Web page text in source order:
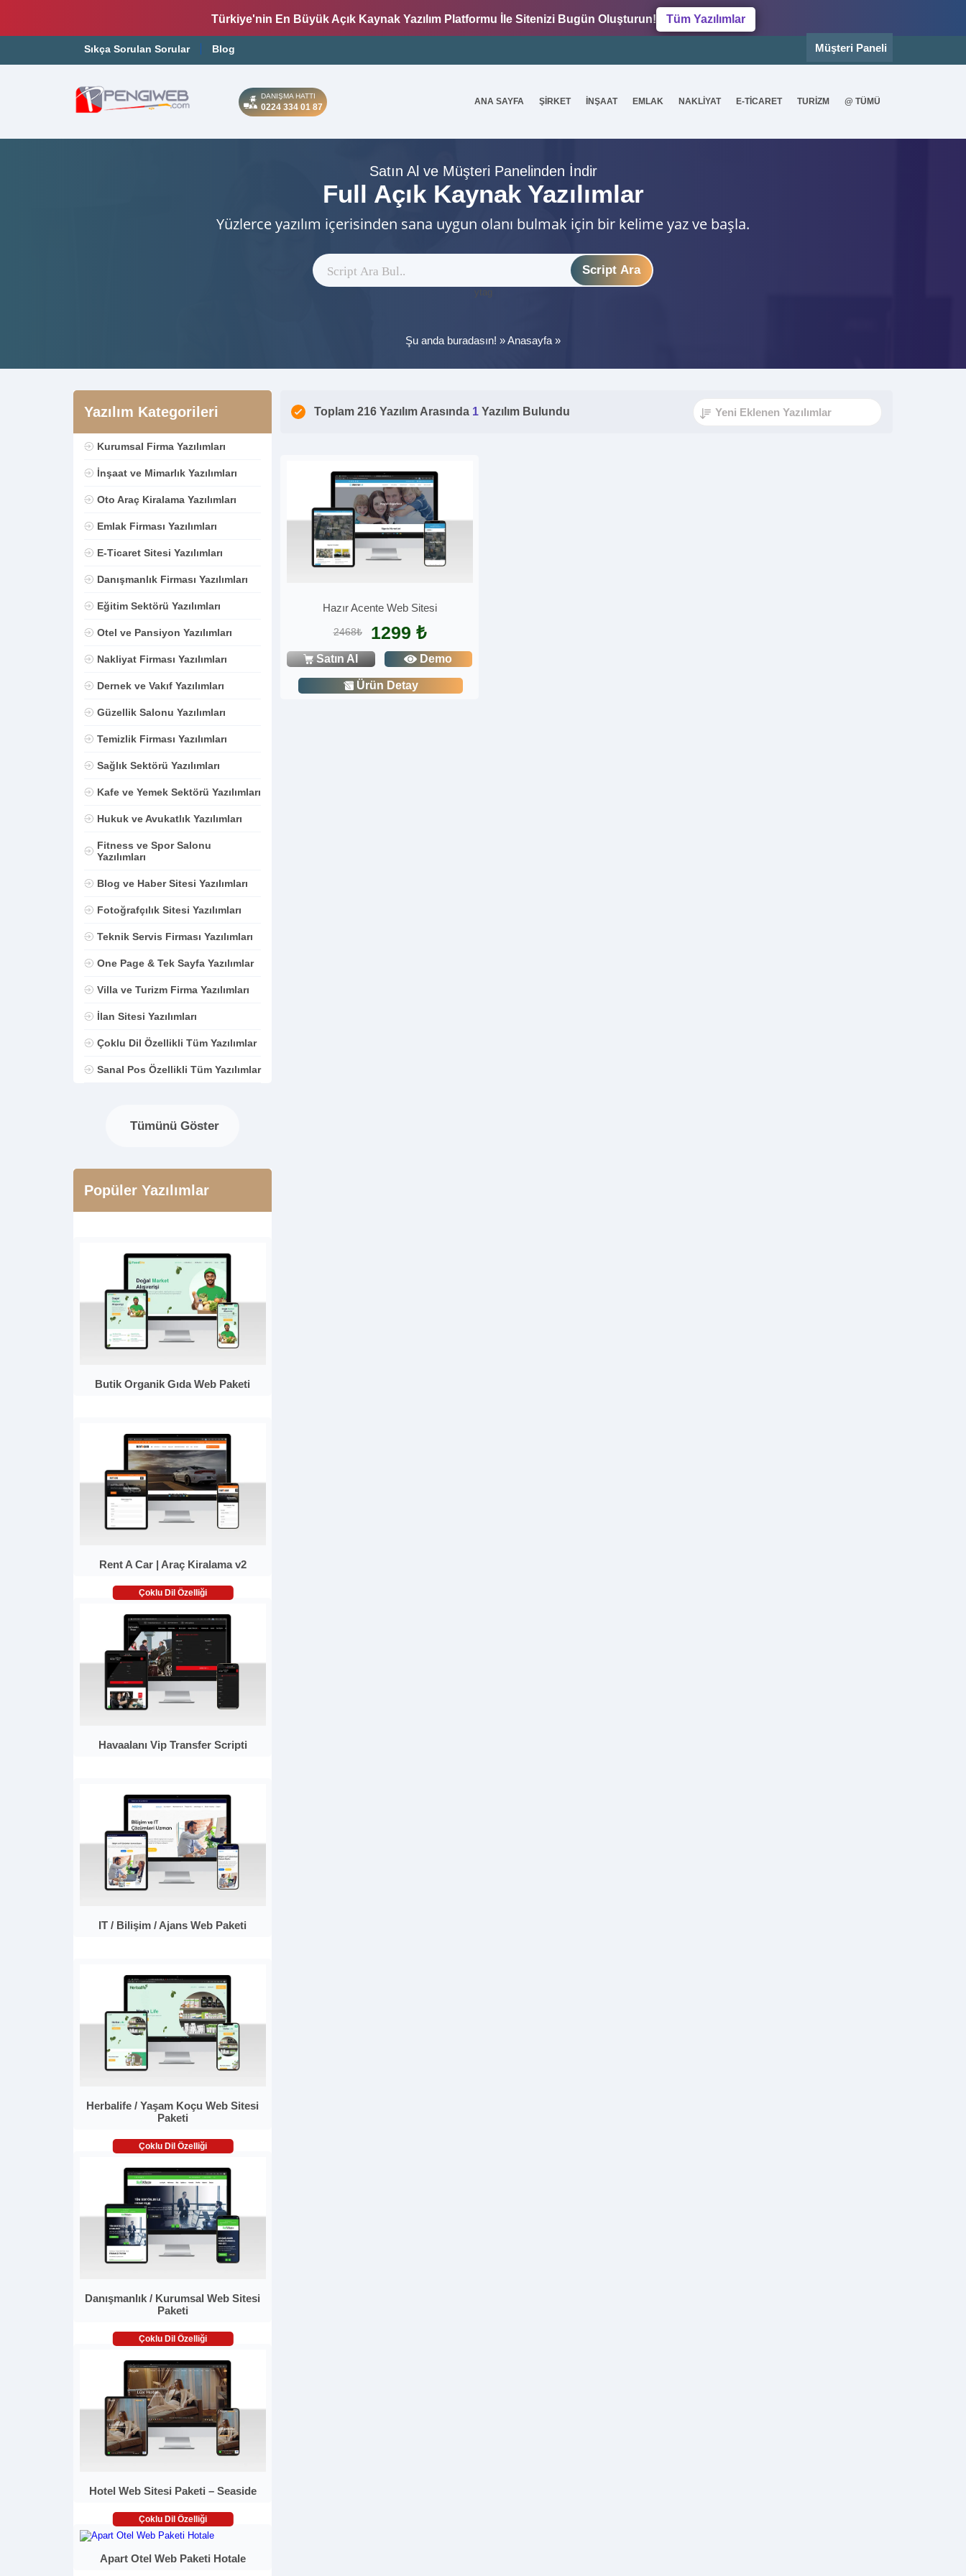
Türkiye'nin En Büyük Açık Kaynak Yazılım Platformu İle Sitenizi Bugün Oluşturun! Tüm Yazılımlar
Sıkça Sorulan Sorular Blog Müşteri Paneli
DANIŞMA HATTI
0224 334 01 87
ANA SAYFA ŞİRKET İNŞAAT EMLAK NAKLİYAT E-TİCARET TURİZM @ TÜMÜ
Satın Al ve Müşteri Panelinden İndir
Full Açık Kaynak Yazılımlar
Yüzlerce yazılım içerisinden sana uygun olanı bulmak için bir kelime yaz ve başla.
Script Ara
ytag
Şu anda buradasın! »Anasayfa »
Yazılım Kategorileri
Kurumsal Firma Yazılımları
İnşaat ve Mimarlık Yazılımları
Oto Araç Kiralama Yazılımları
Emlak Firması Yazılımları
E-Ticaret Sitesi Yazılımları
Danışmanlık Firması Yazılımları
Eğitim Sektörü Yazılımları
Otel ve Pansiyon Yazılımları
Nakliyat Firması Yazılımları
Dernek ve Vakıf Yazılımları
Güzellik Salonu Yazılımları
Temizlik Firması Yazılımları
Sağlık Sektörü Yazılımları
Kafe ve Yemek Sektörü Yazılımları
Hukuk ve Avukatlık Yazılımları
Fitness ve Spor Salonu
Yazılımları
Blog ve Haber Sitesi Yazılımları
Fotoğrafçılık Sitesi Yazılımları
Teknik Servis Firması Yazılımları
One Page & Tek Sayfa Yazılımlar
Villa ve Turizm Firma Yazılımları
İlan Sitesi Yazılımları
Çoklu Dil Özellikli Tüm Yazılımlar
Sanal Pos Özellikli Tüm Yazılımlar
Tümünü Göster
Popüler Yazılımlar
Butik Organik Gıda Web Paketi
Rent A Car | Araç Kiralama v2
Çoklu Dil Özelliği
Havaalanı Vip Transfer Scripti
IT / Bilişim / Ajans Web Paketi
Herbalife / Yaşam Koçu Web Sitesi
Paketi
Çoklu Dil Özelliği
Danışmanlık / Kurumsal Web Sitesi
Paketi
Çoklu Dil Özelliği
Hotel Web Sitesi Paketi – Seaside
Çoklu Dil Özelliği
Apart Otel Web Paketi Hotale
Toplam 216 Yazılım Arasında 1 Yazılım Bulundu
Hazır Acente Web Sitesi
2468₺ 1299 ₺
Satın Al Demo
Ürün Detay